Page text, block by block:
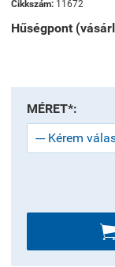
Cikkszám: 11672
Hűségpont
MÉRET*: